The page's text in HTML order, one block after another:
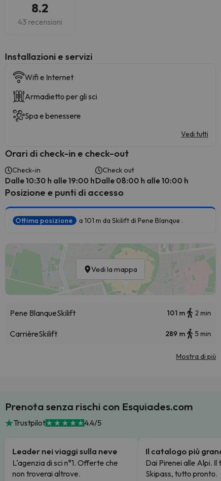
8.2
43 recensioni
Installazioni e servizi
Wifi e Internet
Armadietto per gli sci
Spa e benessere
Vedi tutti
Orari di check-in e check-out
Check-in
Dalle 10:30 h alle 19:00 h
Check out
Dalle 08:00 h alle 10:00 h
Posizione e punti di accesso
Ottima posizione a 101 m da Skilift di Pene Blanque .
Vedi la mappa
Pene BlanqueSkilift 101 m 2 min
CarrièreSkilift 289 m 5 min
Mostra di più
Prenota senza rischi con Esquiades.com
Trustpilot 4.4/5
Leader nei viaggi sulla neve
L'agenzia di sci n°1. Offerte che
non troverai altrove.
Il catalogo più
Dai Pirenei alle Alpi. Il
Skipass, tutto pronto.